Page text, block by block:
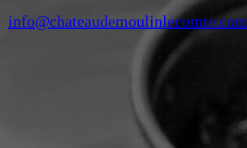
info@chateaudemoulinlecomte.com